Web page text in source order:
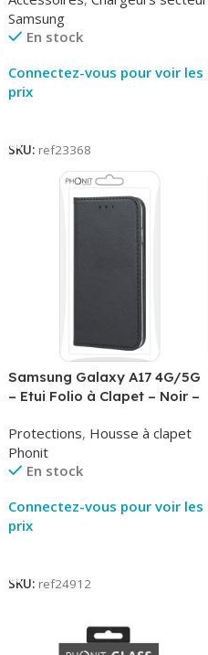
Samsung
En stock
Connectez-vous pour voir les
prix
SKU: ref23368
Samsung Galaxy A17 4G/5G
– Etui Folio à Clapet – Noir –
Protections, Housse à clapet
Phonit
En stock
Connectez-vous pour voir les
prix
SKU: ref24912